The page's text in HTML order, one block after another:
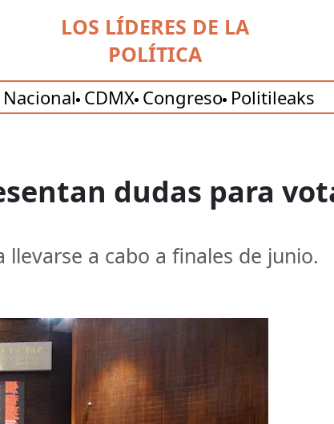
LOS LÍDERES DE LA
POLÍTICA
Nacional CDMX Congreso Politileaks
dudas para
a cabo a finales de junio.